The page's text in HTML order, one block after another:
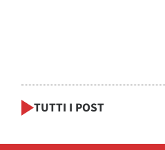
TUTTI I POST